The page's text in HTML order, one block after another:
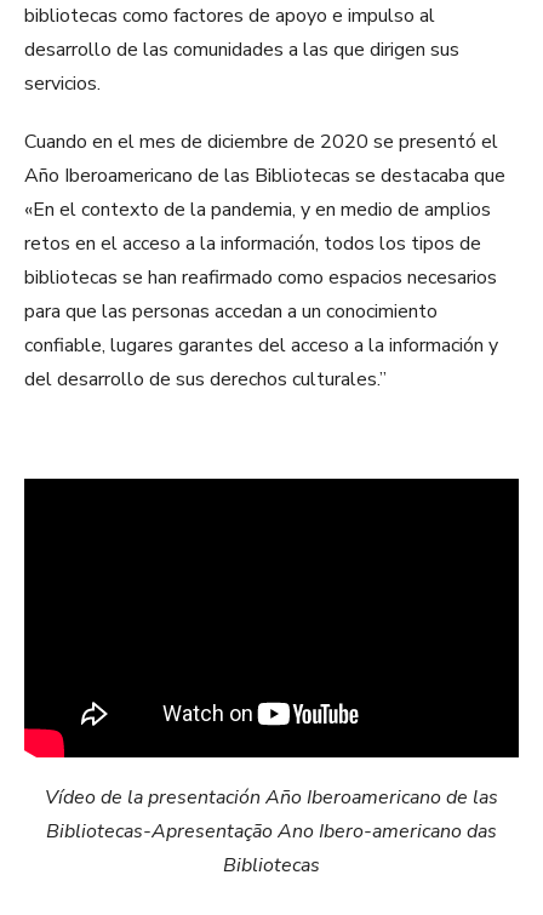
bibliotecas como factores de apoyo e impulso al
desarrollo de las comunidades a las que dirigen sus
servicios.
Cuando en el mes de diciembre de 2020 se presentó el
Año Iberoamericano de las Bibliotecas se destacaba que
«En el contexto de la pandemia, y en medio de amplios
retos en el acceso a la información, todos los tipos de
bibliotecas se han reafirmado como espacios necesarios
para que las personas accedan a un conocimiento
confiable, lugares garantes del acceso a la información y
del desarrollo de sus derechos culturales.”
Vídeo de la presentación Año Iberoamericano de las
Bibliotecas-Apresentação Ano Ibero-americano das
Bibliotecas